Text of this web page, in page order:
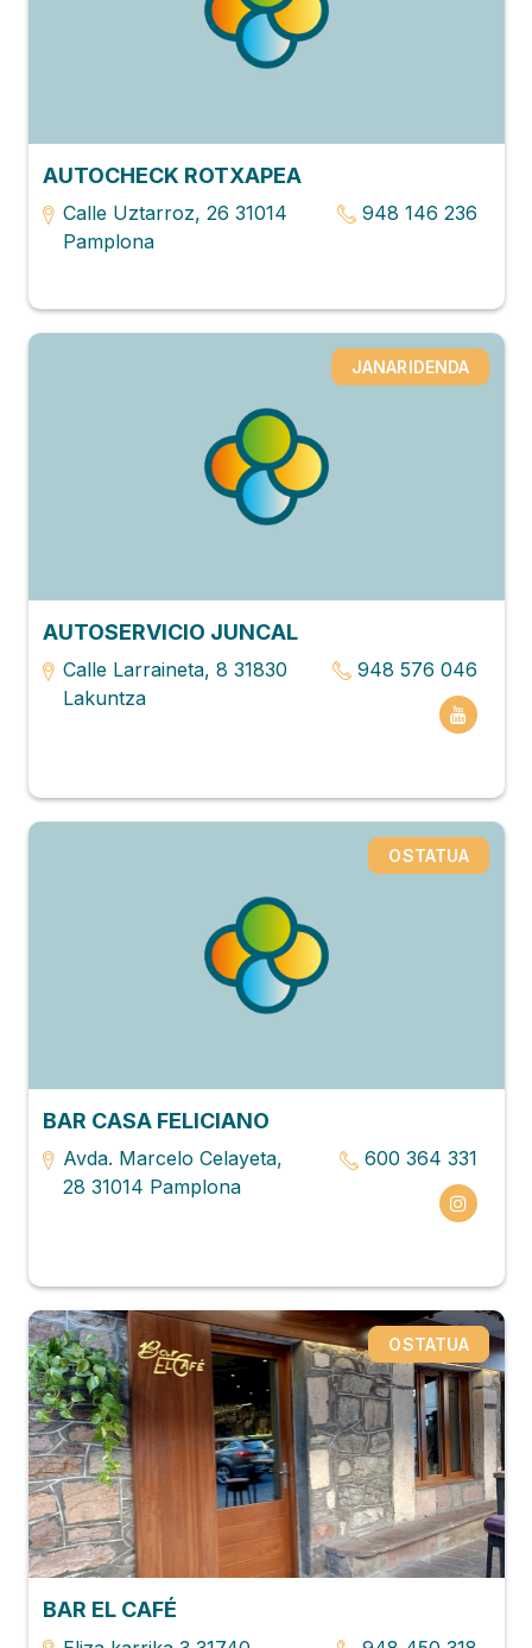
AUTOCHECK ROTXAPEA
Calle Uztarroz, 26 31014
Pamplona
948 146 236
JANARIDENDA
AUTOSERVICIO JUNCAL
Calle Larraineta, 8 31830
Lakuntza
948 576 046
OSTATUA
BAR CASA FELICIANO
Avda. Marcelo Celayeta,
28 31014 Pamplona
600 364 331
OSTATUA
BAR EL CAFÉ